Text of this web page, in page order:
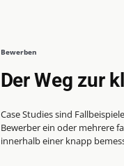
Bewerben
Der Weg zur
Case Studies sind
Bewerber ein oder mehrere
innerhalb einer knapp